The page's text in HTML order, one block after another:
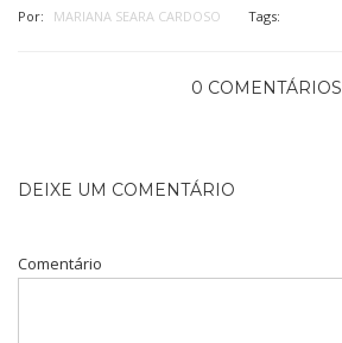
Por: MARIANA SEARA CARDOSO Tags:
0 COMENTÁRIOS
DEIXE UM COMENTÁRIO
Comentário